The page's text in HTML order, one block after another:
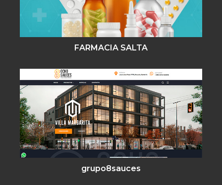
FARMACIA SALTA
grupo8sauces